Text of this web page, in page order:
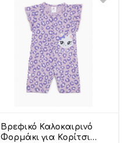
Βρεφικό Καλοκαιρινό
Φορμάκι για Κορίτσι